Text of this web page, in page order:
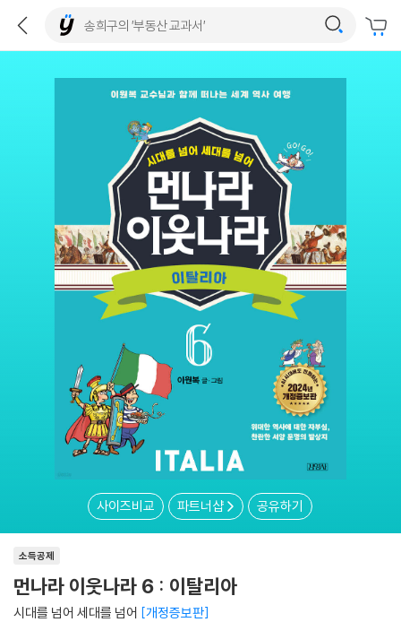
사이즈비교 파트너샵 공유하기
소득공제
먼나라 이웃나라 6 : 이탈리아
시대를 넘어 세대를 넘어 개정증보판